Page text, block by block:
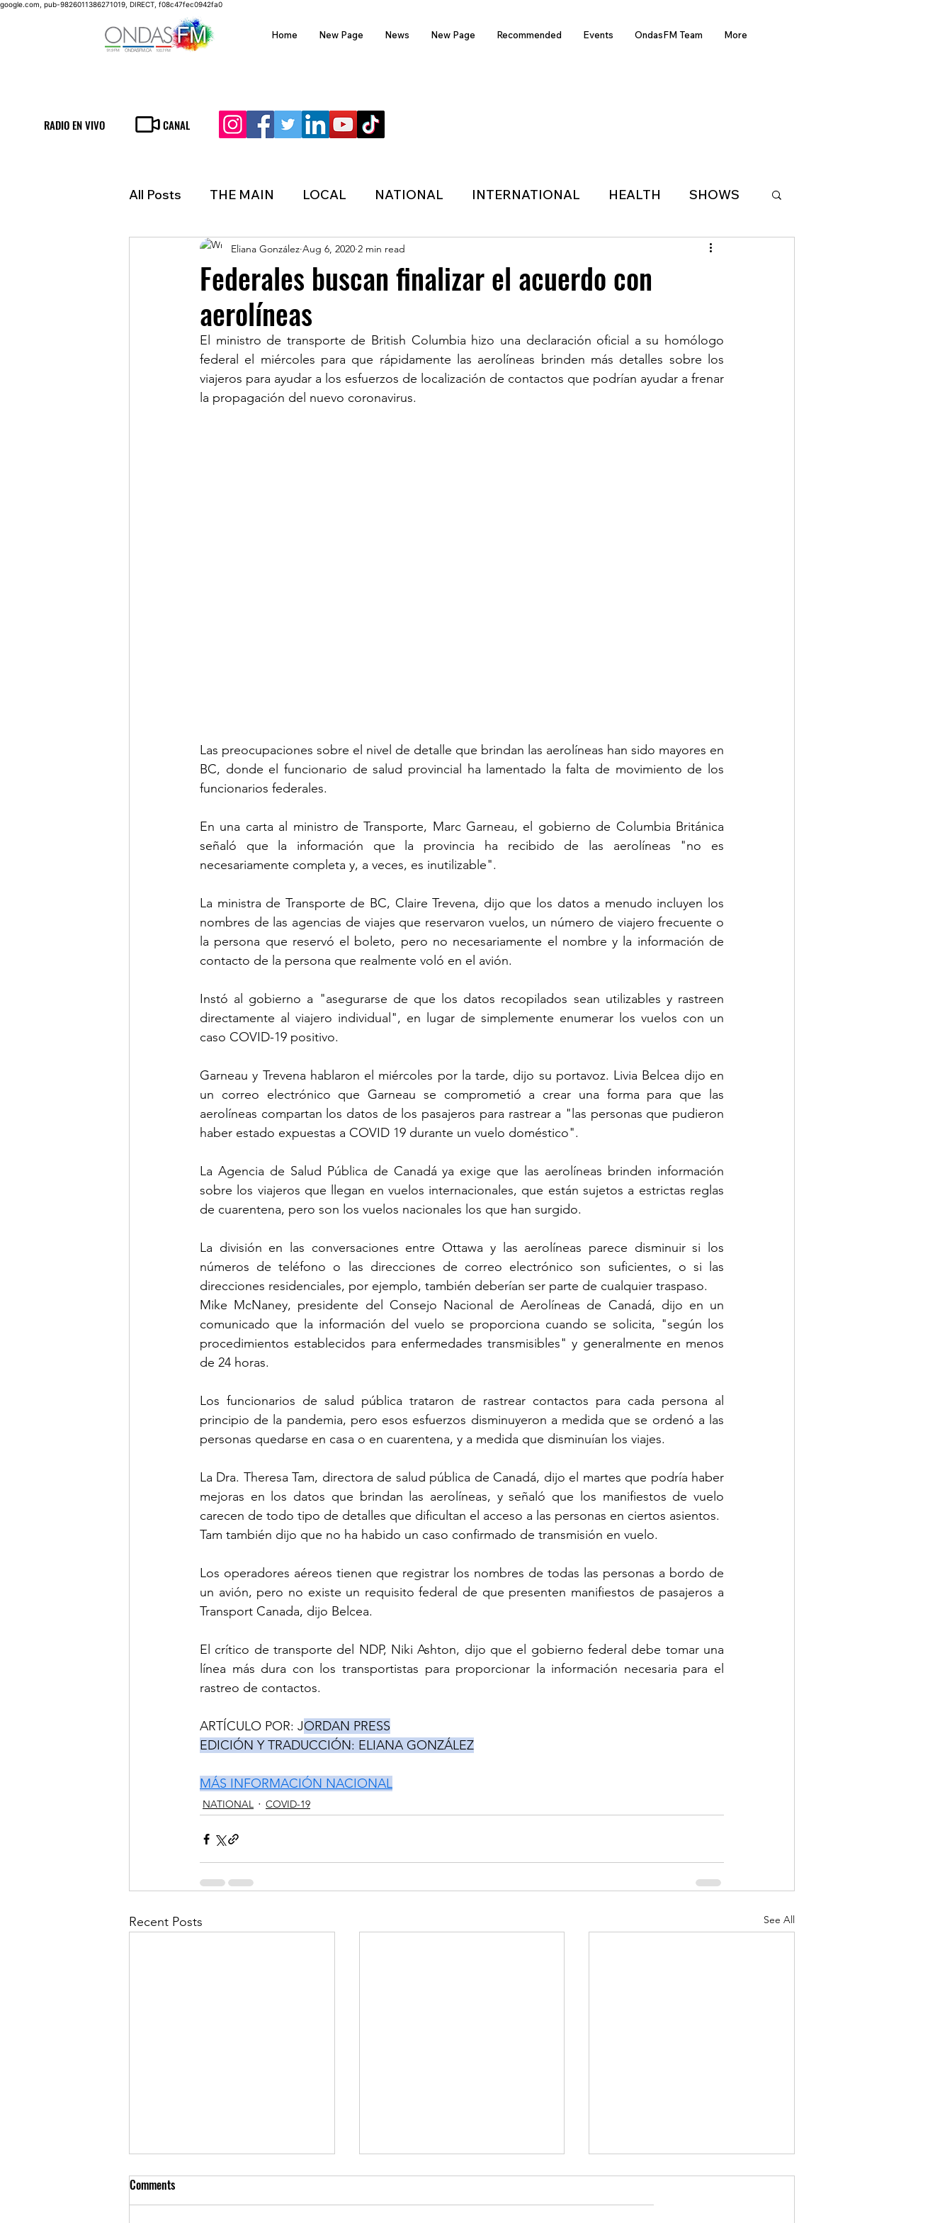
google.com, pub-9826011386271019, DIRECT, f08c47fec0942fa0
Home New Page News New Page Recommended Events OndasFM Team More
RADIO EN VIVO CANAL
All Posts THE MAIN LOCAL NATIONAL INTERNATIONAL HEALTH SHOWS
LIFESTYLE FINANCE TECHNOLOGY LATIN AMERICA
INMIGRATION WEATHER
LINKS OF INTEREST TURISM
Federales buscan finalizar el acuerdo con
aerolíneas
Eliana González Aug 6, 2020 2 min read
El ministro de transporte de British Columbia hizo una declaración oficial a su homólogo
federal el miércoles para que rápidamente las aerolíneas brinden más detalles sobre los
viajeros para ayudar a los esfuerzos de localización de contactos que podrían ayudar a frenar
la propagación del nuevo coronavirus.
Las preocupaciones sobre el nivel de detalle que brindan las aerolíneas han sido mayores en
BC, donde el funcionario de salud provincial ha lamentado la falta de movimiento de los
funcionarios federales.
En una carta al ministro de Transporte, Marc Garneau, el gobierno de Columbia Británica
señaló que la información que la provincia ha recibido de las aerolíneas "no es
necesariamente completa y, a veces, es inutilizable".
La ministra de Transporte de BC, Claire Trevena, dijo que los datos a menudo incluyen los
nombres de las agencias de viajes que reservaron vuelos, un número de viajero frecuente o
la persona que reservó el boleto, pero no necesariamente el nombre y la información de
contacto de la persona que realmente voló en el avión.
Instó al gobierno a "asegurarse de que los datos recopilados sean utilizables y rastreen
directamente al viajero individual", en lugar de simplemente enumerar los vuelos con un
caso COVID-19 positivo.
Garneau y Trevena hablaron el miércoles por la tarde, dijo su portavoz. Livia Belcea dijo en
un correo electrónico que Garneau se comprometió a crear una forma para que las
aerolíneas compartan los datos de los pasajeros para rastrear a "las personas que pudieron
haber estado expuestas a COVID 19 durante un vuelo doméstico".
La Agencia de Salud Pública de Canadá ya exige que las aerolíneas brinden información
sobre los viajeros que llegan en vuelos internacionales, que están sujetos a estrictas reglas
de cuarentena, pero son los vuelos nacionales los que han surgido.
La división en las conversaciones entre Ottawa y las aerolíneas parece disminuir si los
números de teléfono o las direcciones de correo electrónico son suficientes, o si las
direcciones residenciales, por ejemplo, también deberían ser parte de cualquier traspaso.
Mike McNaney, presidente del Consejo Nacional de Aerolíneas de Canadá, dijo en un
comunicado que la información del vuelo se proporciona cuando se solicita, "según los
procedimientos establecidos para enfermedades transmisibles" y generalmente en menos
de 24 horas.
Los funcionarios de salud pública trataron de rastrear contactos para cada persona al
principio de la pandemia, pero esos esfuerzos disminuyeron a medida que se ordenó a las
personas quedarse en casa o en cuarentena, y a medida que disminuían los viajes.
La Dra. Theresa Tam, directora de salud pública de Canadá, dijo el martes que podría haber
mejoras en los datos que brindan las aerolíneas, y señaló que los manifiestos de vuelo
carecen de todo tipo de detalles que dificultan el acceso a las personas en ciertos asientos.
Tam también dijo que no ha habido un caso confirmado de transmisión en vuelo.
Los operadores aéreos tienen que registrar los nombres de todas las personas a bordo de
un avión, pero no existe un requisito federal de que presenten manifiestos de pasajeros a
Transport Canada, dijo Belcea.
El crítico de transporte del NDP, Niki Ashton, dijo que el gobierno federal debe tomar una
línea más dura con los transportistas para proporcionar la información necesaria para el
rastreo de contactos.
ARTÍCULO POR: JORDAN PRESS
EDICIÓN Y TRADUCCIÓN: ELIANA GONZÁLEZ
MÁS INFORMACIÓN NACIONAL
NATIONAL COVID-19
Recent Posts See All
Comments